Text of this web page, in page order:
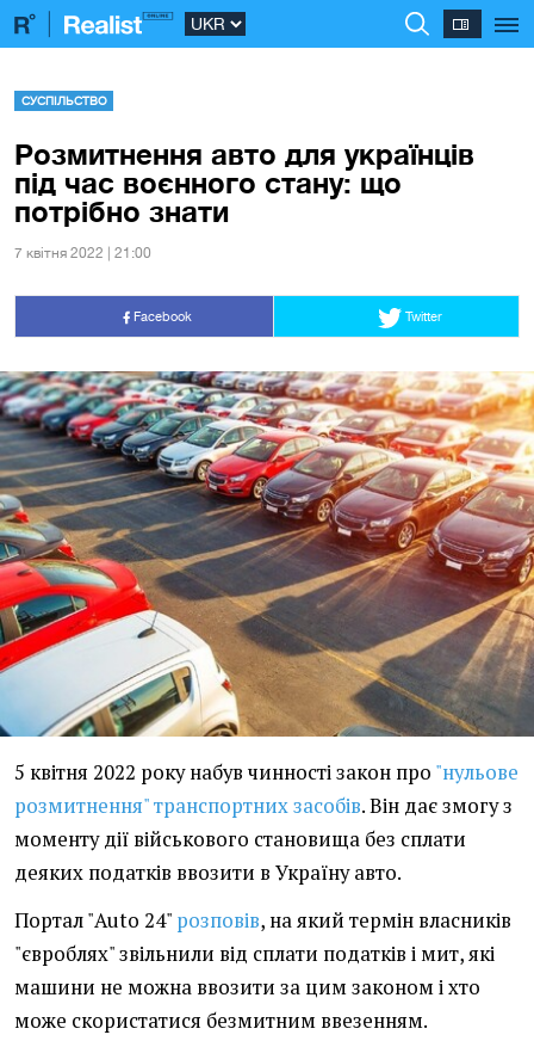
СУСПІЛЬСТВО
Розмитнення авто для українців
під час воєнного стану: що
потрібно знати
7 квiтня 2022 | 21:00
Facebook Twitter
5 квітня 2022 року набув чинності закон про "нульове
розмитнення" транспортних засобів. Він дає змогу з
моменту дії військового становища без сплати
деяких податків ввозити в Україну авто.
Портал "Auto 24" розповів, на який термін власників
"євроблях" звільнили від сплати податків і мит, які
машини не можна ввозити за цим законом і хто
може скористатися безмитним ввезенням.